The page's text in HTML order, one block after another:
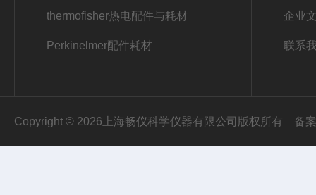
thermofisher热电配件与耗材
Perkinelmer配件耗材
企业
联系
Copyright © 2026上海畅仪科学仪器有限公司版权所有 备